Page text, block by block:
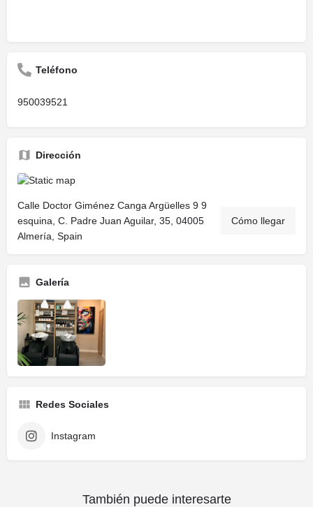
Teléfono
950039521
Dirección
Calle Doctor Giménez Canga Argüelles 9 9
esquina, C. Padre Juan Aguilar, 35, 04005
Almería, Spain
Cómo llegar
Galería
Redes Sociales
Instagram
También puede interesarte